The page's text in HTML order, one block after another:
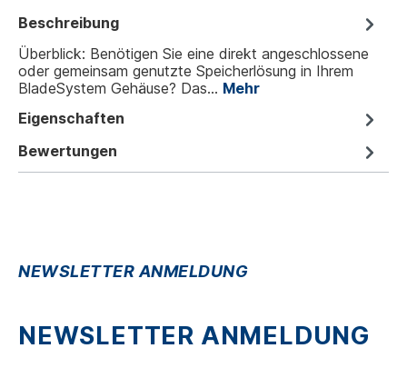
Beschreibung
Überblick: Benötigen Sie eine direkt angeschlossene
oder gemeinsam genutzte Speicherlösung in Ihrem
BladeSystem Gehäuse? Das… Mehr
Eigenschaften
Bewertungen
NEWSLETTER ANMELDUNG
NEWSLETTER ANMELDUNG